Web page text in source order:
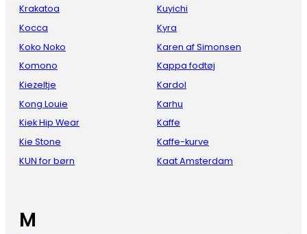
Krakatoa
Kocca
Koko Noko
Komono
Kiezeltje
Kong Louie
Kiek Hip Wear
Kie Stone
KUN for børn
Kuyichi
Kyra
Karen af Simonsen
Kappa fodtøj
Kardol
Karhu
Kaffe
Kaffe-kurve
Kaat Amsterdam
M